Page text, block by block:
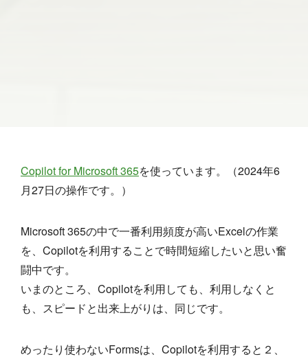
Copilot for Microsoft 365を使っています。（2024年6
月27日の操作です。）
Microsoft 365の中で一番利用頻度が高いExcelの作業
を、Copilotを利用することで時間短縮したいと思い奮
闘中です。
いまのところ、Copilotを利用しても、利用しなくと
も、スピードと出来上がりは、同じです。
めったり使わないFormsは、Copilotを利用すると２、